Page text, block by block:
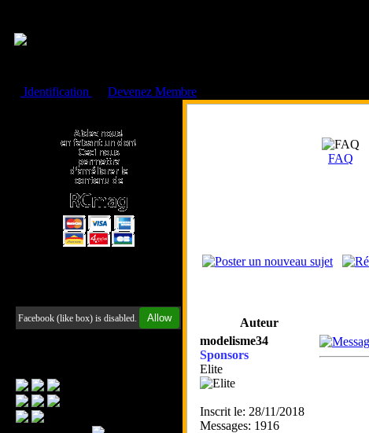
Identification
Devenez Membre
Facebook (like box) is disabled. Allow
FAQ
Auteur
modelisme34
Sponsors
Elite
Inscrit le: 28/11/2018
Messages: 1916